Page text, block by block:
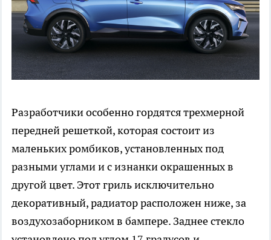
Разработчики особенно гордятся трехмерной
передней решеткой, которая состоит из
маленьких ромбиков, установленных под
разными углами и с изнанки окрашенных в
другой цвет. Этот гриль исключительно
декоративный, радиатор расположен ниже, за
воздухозаборником в бампере. Заднее стекло